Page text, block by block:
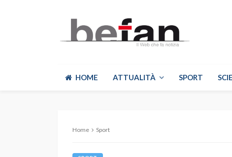
HOME ATTUALITÀ SPORT
Home Sport